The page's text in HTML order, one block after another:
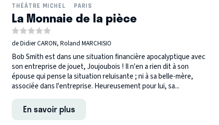
THÉÂTRE MICHEL
PARIS
La Monnaie de la pièce
de Didier CARON, Roland MARCHISIO
Bob Smith est dans une situation financière apocalyptique avec
son entreprise de jouet, Joujoubois ! Il n'en a rien dit à son
épouse qui pense la situation reluisante ; ni à sa belle-mère,
associée dans l'entreprise. Heureusement pour lui, sa...
En savoir plus